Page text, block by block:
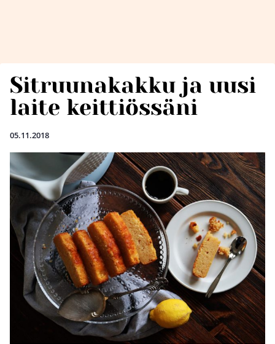
Sitruunakakku ja uusi
laite keittiössäni
05.11.2018